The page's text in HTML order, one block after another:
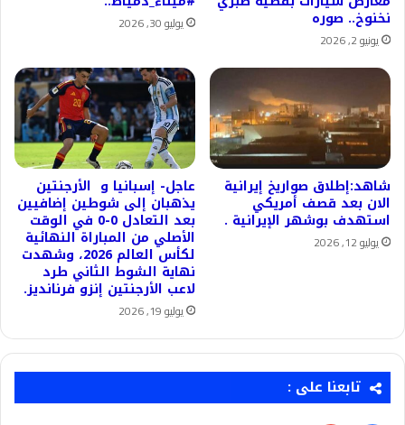
نخنوخ.. صوره
يونيو 2, 2026
يوليو 30, 2026
شاهد:إطلاق صواريخ إيرانية
الان بعد قصف أمريكي
استهدف بوشهر الإيرانية .
يوليو 12, 2026
عاجل- إسبانيا و الأرجنتين
يذهبان إلى شوطين إضافيين
بعد التعادل 0-0 في الوقت
الأصلي من المباراة النهائية
لكأس العالم 2026، وشهدت
نهاية الشوط الثاني طرد
لاعب الأرجنتين إنزو فرنانديز.
يوليو 19, 2026
تابعنا على :